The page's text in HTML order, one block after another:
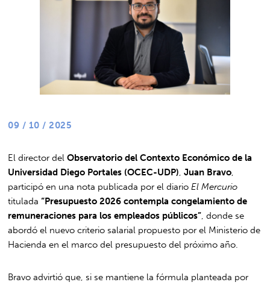
09 / 10 / 2025
El director delObservatorio del Contexto Económico de la
Universidad Diego Portales (OCEC-UDP) ,Juan Bravo
participó en una nota publicada por el diario El Mercurio
titulada“Presupuesto 2026 contempla congelamiento de
remuneraciones para los empleados públicos” , donde se
abordó el nuevo criterio salarial propuesto por el Ministerio de
Hacienda en el marco del presupuesto del próximo año.
Bravo advirtió que, si se mantiene la fórmula planteada por